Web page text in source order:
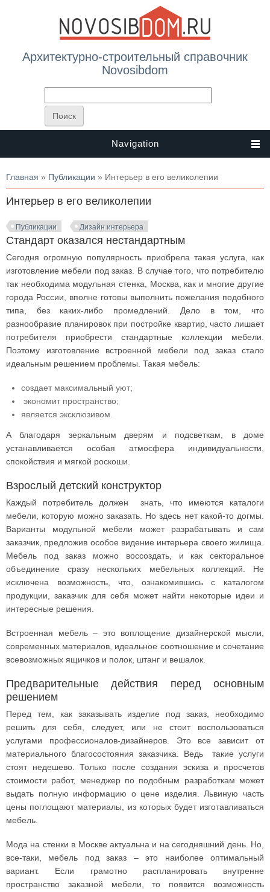
Архитектурно-строительный справочник
Novosibdom
Navigation
Вы здесь
Главная » Публикации » Интерьер в его великолепии
Интерьер в его великолепии
Публикации Дизайн интерьера
Стандарт оказался нестандартным
Сегодня огромную популярность приобрела такая услуга, как
изготовление мебели под заказ. В случае того, что потребителю
так необходима модульная стенка, Москва, как и многие другие
города России, вполне готовы выполнить пожелания подобного
типа, без каких-либо промедлений. Дело в том, что
разнообразие планировок при постройке квартир, часто лишает
потребителя приобрести стандартные коллекции мебели.
Поэтому изготовление встроенной мебели под заказ стало
идеальным решением проблемы. Такая мебель:
создает максимальный уют;
экономит пространство;
является эксклюзивом.
А благодаря зеркальным дверям и подсветкам, в доме
устанавливается особая атмосфера индивидуальности,
спокойствия и мягкой роскоши.
Взрослый детский конструктор
Каждый потребитель должен знать, что имеются каталоги
мебели, которую можно заказать. Но здесь нет какой-то догмы.
Варианты модульной мебели может разрабатывать и сам
заказчик, предложив особое видение интерьера своего жилища.
Мебель под заказ можно воссоздать, и как секторальное
объединение сразу нескольких мебельных коллекций. Не
исключена возможность, что, ознакомившись с каталогом
продукции, заказчик для себя может найти некоторые идеи и
интересные решения.
Встроенная мебель – это воплощение дизайнерской мысли,
современных материалов, идеальное соотношение и сочетание
всевозможных ящичков и полок, штанг и вешалок.
Предварительные действия перед основным
решением
Перед тем, как заказывать изделие под заказ, необходимо
решить для себя, следует, или не стоит воспользоваться
услугами профессионалов-дизайнеров. Это все зависит от
материального благосостояния заказчика. Ведь такие услуги
стоят недешево. Только после создания эскиза и просчетов
стоимости работ, менеджер по подобным разработкам может
выдать полную информацию о цене изделия. Львиную часть
цены поглощают материалы, из которых будет изготавливаться
мебель.
Мода на стенки в Москве актуальна и на сегодняшний день. Но,
все-таки, мебель под заказ – это наиболее оптимальный
вариант. Если грамотно распланировать внутренне
пространство заказной мебели, то появится возможность